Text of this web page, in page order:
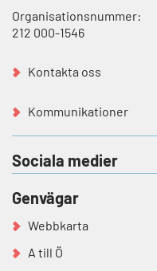
Organisationsnummer:
212 000-1546
Kontakta oss
Kommunikationer
Sociala medier
Genvägar
Webbkarta
A till Ö